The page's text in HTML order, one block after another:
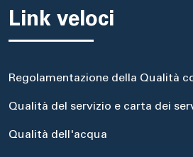
Link veloci
Regolamentazione della Qualità
Qualità del servizio e carta dei
Qualità dell'acqua